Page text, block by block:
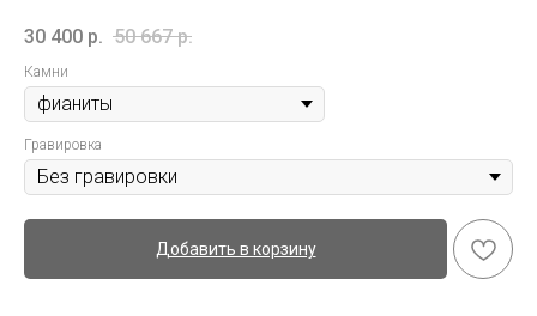
30 400 р. 50 667 р.
Камни
Гравировка
Добавить в корзину